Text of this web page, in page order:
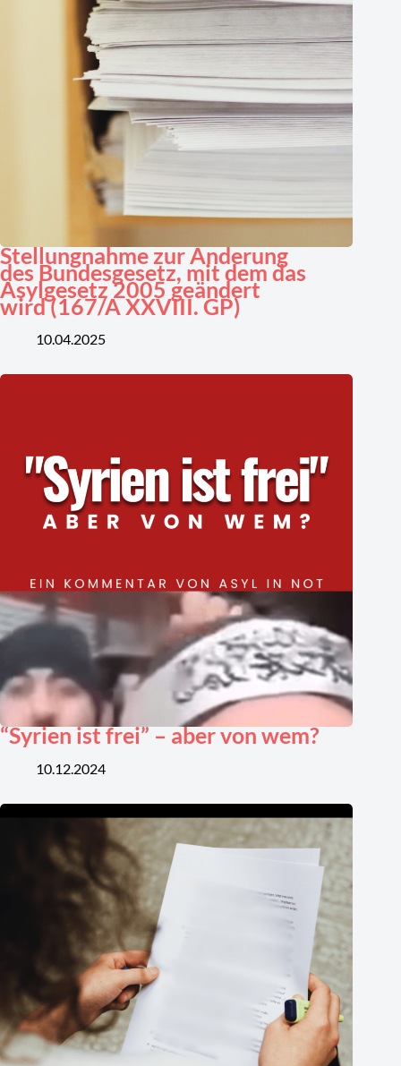
Stellungnahme zur Änderung
des Bundesgesetz, mit dem das
Asylgesetz 2005 geändert
wird (167/A XXVIII. GP)
10.04.2025
“Syrien ist frei” – aber von wem?
10.12.2024